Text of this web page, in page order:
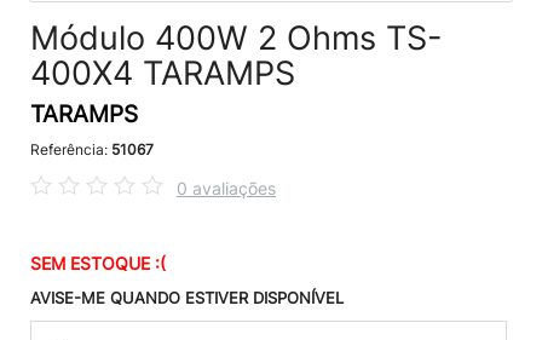
Módulo 400W 2 Ohms TS-
400X4 TARAMPS
TARAMPS
Referência: 51067
0 avaliações
SEM ESTOQUE :(
AVISE-ME QUANDO ESTIVER DISPONÍVEL